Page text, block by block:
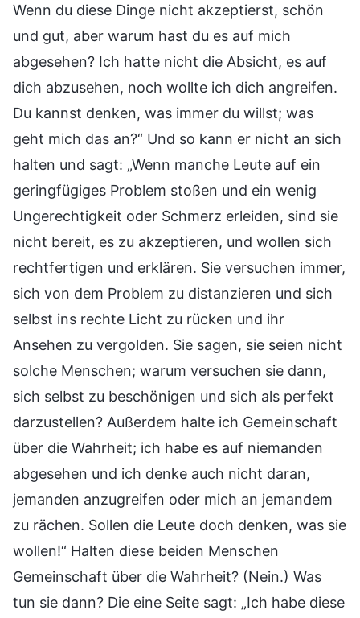
Wenn du diese Dinge nicht akzeptierst, schön
und gut, aber warum hast du es auf mich
abgesehen? Ich hatte nicht die Absicht, es auf
dich abzusehen, noch wollte ich dich angreifen.
Du kannst denken, was immer du willst; was
geht mich das an?“ Und so kann er nicht an sich
halten und sagt: „Wenn manche Leute auf ein
geringfügiges Problem stoßen und ein wenig
Ungerechtigkeit oder Schmerz erleiden, sind sie
nicht bereit, es zu akzeptieren, und wollen sich
rechtfertigen und erklären. Sie versuchen immer,
sich von dem Problem zu distanzieren und sich
selbst ins rechte Licht zu rücken und ihr
Ansehen zu vergolden. Sie sagen, sie seien nicht
solche Menschen; warum versuchen sie dann,
sich selbst zu beschönigen und sich als perfekt
darzustellen? Außerdem halte ich Gemeinschaft
über die Wahrheit; ich habe es auf niemanden
abgesehen und ich denke auch nicht daran,
jemanden anzugreifen oder mich an jemandem
zu rächen. Sollen die Leute doch denken, was sie
wollen!“ Halten diese beiden Menschen
Gemeinschaft über die Wahrheit? (Nein.) Was
tun sie dann? Die eine Seite sagt: „Ich habe diese